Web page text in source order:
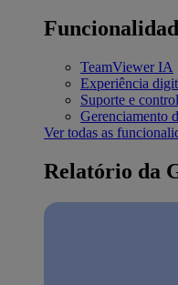
TeamViewer IA
Experiência
Suporte e
Gerenciamento
Ver todas as
Relatório da